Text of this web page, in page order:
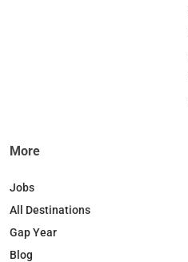
More
Jobs
All Destinations
Gap Year
Blog